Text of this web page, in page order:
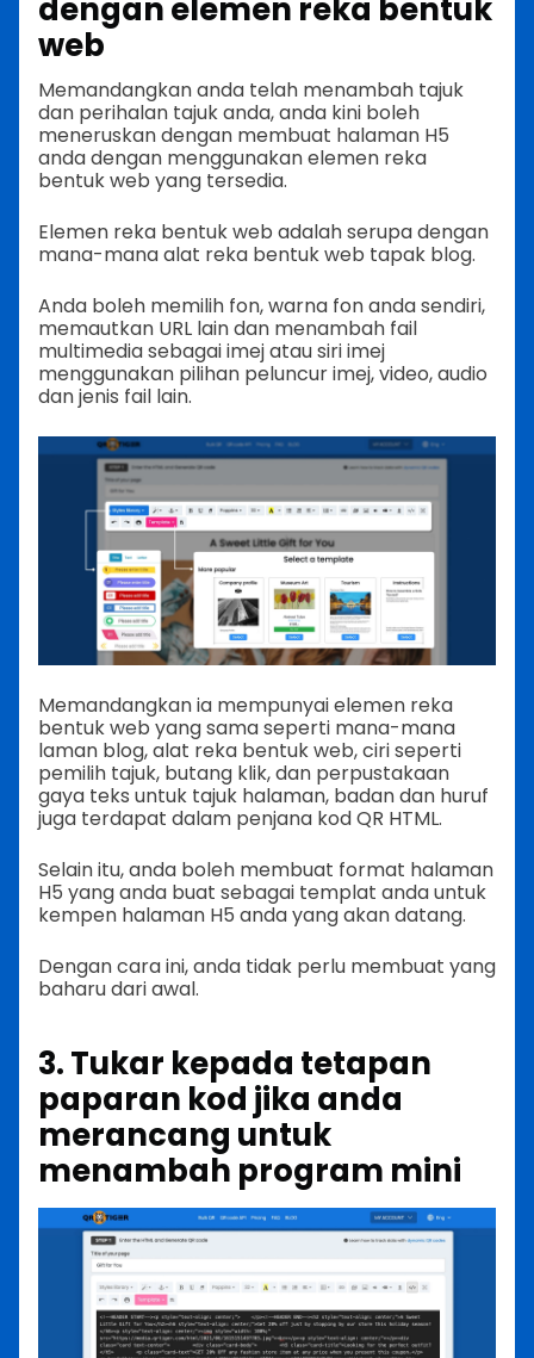
dengan elemen reka bentuk
web
Memandangkan anda telah menambah tajuk
dan perihalan tajuk anda, anda kini boleh
meneruskan dengan membuat halaman H5
anda dengan menggunakan elemen reka
bentuk web yang tersedia.
Elemen reka bentuk web adalah serupa dengan
mana-mana alat reka bentuk web tapak blog.
Anda boleh memilih fon, warna fon anda sendiri,
memautkan URL lain dan menambah fail
multimedia sebagai imej atau siri imej
menggunakan pilihan peluncur imej, video, audio
dan jenis fail lain.
Memandangkan ia mempunyai elemen reka
bentuk web yang sama seperti mana-mana
laman blog, alat reka bentuk web, ciri seperti
pemilih tajuk, butang klik, dan perpustakaan
gaya teks untuk tajuk halaman, badan dan huruf
juga terdapat dalam penjana kod QR HTML.
Selain itu, anda boleh membuat format halaman
H5 yang anda buat sebagai templat anda untuk
kempen halaman H5 anda yang akan datang.
Dengan cara ini, anda tidak perlu membuat yang
baharu dari awal.
3. Tukar kepada tetapan
paparan kod jika anda
merancang untuk
menambah program mini